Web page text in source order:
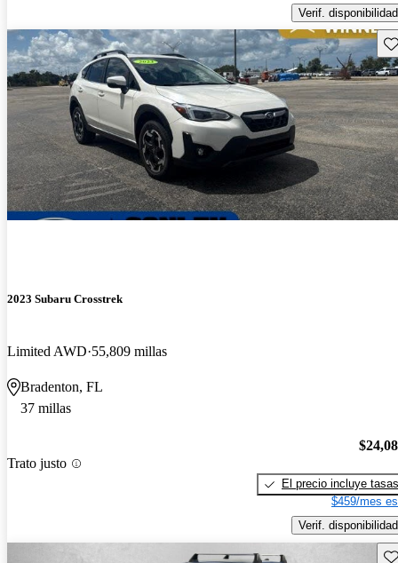
Verif. disponibilidad
2023 Subaru Crosstrek
Limited AWD 55,809 millas
Bradenton, FL
37 millas
Trato justo
El precio incluye tasas
$459/mes
Verif. disponibilidad